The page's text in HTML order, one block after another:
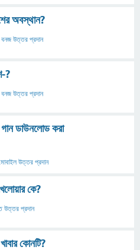
অবস্থান?
বনজ উত্তর প্রদান
?
বনজ উত্তর প্রদান
ডাউনলোড করা
উত্তর প্রদান
কে?
উত্তর প্রদান
কোনটি?